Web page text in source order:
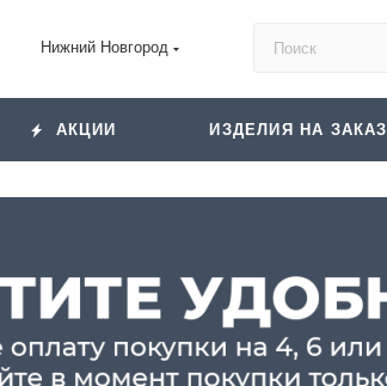
Нижний Новгород
АКЦИИ ИЗДЕЛИЯ НА ЗАКАЗ